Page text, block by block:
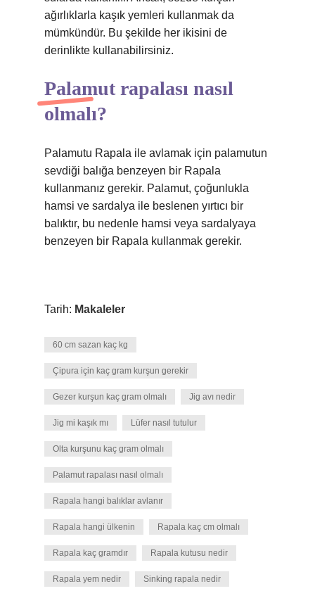
ağırlıklarla kaşık yemleri kullanmak da
mümkündür. Bu şekilde her ikisini de
derinlikte kullanabilirsiniz.
Palamut rapalası nasıl
olmalı?
Palamutu Rapala ile avlamak için palamutun
sevdiği balığa benzeyen bir Rapala
kullanmanız gerekir. Palamut, çoğunlukla
hamsi ve sardalya ile beslenen yırtıcı bir
balıktır, bu nedenle hamsi veya sardalyaya
benzeyen bir Rapala kullanmak gerekir.
Tarih: Makaleler
60 cm sazan kaç kg
Çipura için kaç gram kurşun gerekir
Gezer kurşun kaç gram olmalı Jig avı nedir
Jig mi kaşık mı Lüfer nasıl tutulur
Olta kurşunu kaç gram olmalı
Palamut rapalası nasıl olmalı
Rapala hangi balıklar avlanır
Rapala hangi ülkenin Rapala kaç cm olmalı
Rapala kaç gramdır Rapala kutusu nedir
Rapala yem nedir Sinking rapala nedir